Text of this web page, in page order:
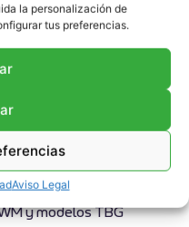
la personalización de
tus preferencias.
Aviso Legal
RS-12304822
12304822
y modelos TBG